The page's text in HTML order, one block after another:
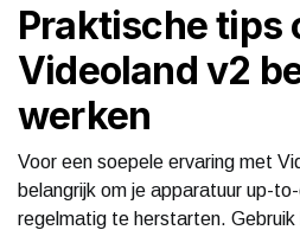
Praktische tips
Videoland v2
werken
Voor een soepele ervaring met
belangrijk om je apparatuur up-
regelmatig te herstarten. Gebruik